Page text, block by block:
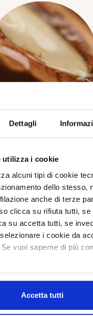
Dettagli
utilizza i cookie
alcuni tipi di cookie
dello stesso,
anche di terze
clicca su rifiuta tutti, se
su accetta tutti, se
i cookie da
vuoi saperne di più
Accetta tutti
e nutrienti, capace di
in profondità.
LA LINEA